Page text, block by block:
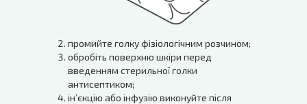
промийте голку фізіологічним розчином;
обробіть поверхню шкіри перед
введенням стерильної голки
антисептиком;
ін’єкцію або інфузію виконуйте після